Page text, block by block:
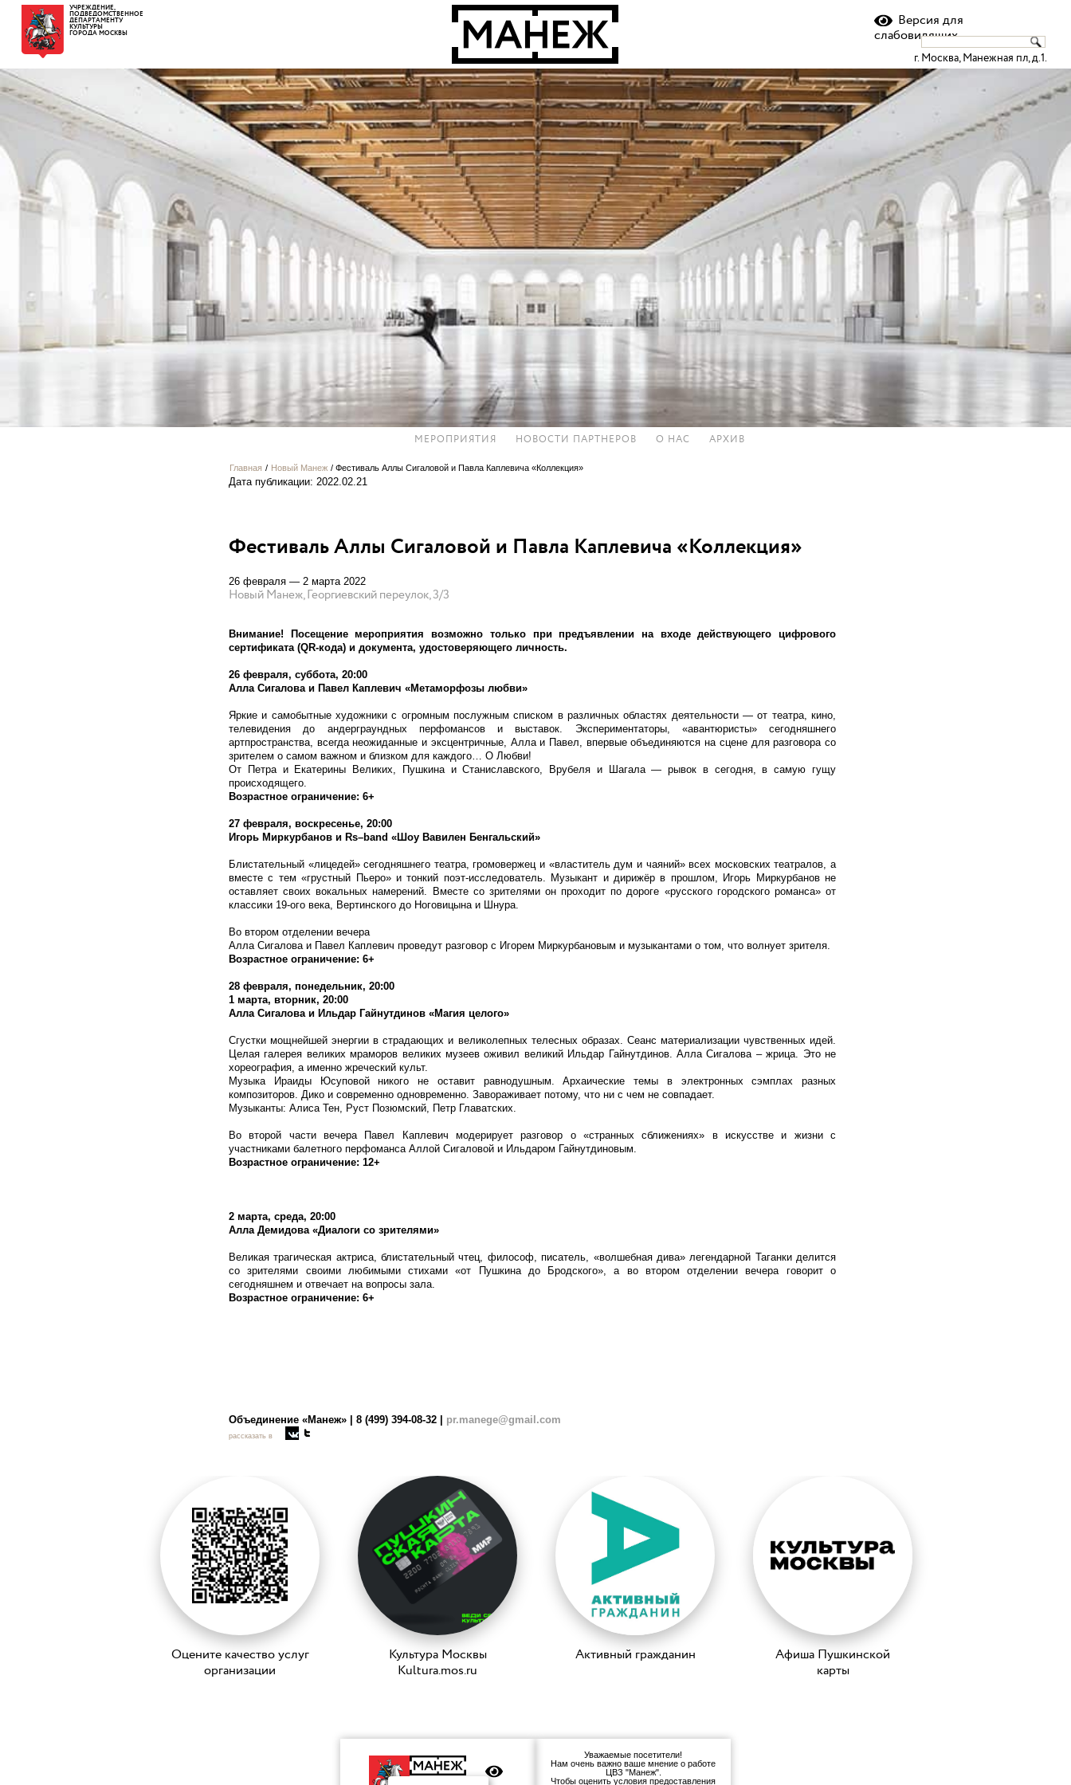
УЧРЕЖДЕНИЕ,
ПОДВЕДОМСТВЕННОЕ
ДЕПАРТАМЕНТУ
КУЛЬТУРЫ
ГОРОДА МОСКВЫ
Версия для
слабовидящих
г. Москва, Манежная пл, д.1.
МЕРОПРИЯТИЯ НОВОСТИ ПАРТНЕРОВ О НАС АРХИВ
Главная / Новый Манеж / Фестиваль Аллы Сигаловой и Павла Каплевича «Коллекция»
Дата публикации: 2022.02.21
Фестиваль Аллы Сигаловой и Павла Каплевича «Коллекция»
26 февраля — 2 марта 2022
Новый Манеж, Георгиевский переулок, 3/3
Внимание! Посещение мероприятия возможно только при предъявлении на входе действующего цифрового
сертификата (QR-кода) и документа, удостоверяющего личность.
26 февраля, суббота, 20:00
Алла Сигалова и Павел Каплевич «Метаморфозы любви»
Яркие и самобытные художники с огромным послужным списком в различных областях деятельности — от театра, кино,
телевидения до андерграундных перфомансов и выставок. Экспериментаторы, «авантюристы» сегодняшнего
артпространства, всегда неожиданные и эксцентричные, Алла и Павел, впервые объединяются на сцене для разговора со
зрителем о самом важном и близком для каждого… О Любви!
От Петра и Екатерины Великих, Пушкина и Станиславского, Врубеля и Шагала — рывок в сегодня, в самую гущу
происходящего.
Возрастное ограничение: 6+
27 февраля, воскресенье, 20:00
Игорь Миркурбанов и Rs–band «Шоу Вавилен Бенгальский»
Блистательный «лицедей» сегодняшнего театра, громовержец и «властитель дум и чаяний» всех московских театралов, а
вместе с тем «грустный Пьеро» и тонкий поэт-исследователь. Музыкант и дирижёр в прошлом, Игорь Миркурбанов не
оставляет своих вокальных намерений. Вместе со зрителями он проходит по дороге «русского городского романса» от
классики 19-ого века, Вертинского до Ноговицына и Шнура.
Во втором отделении вечера
Алла Сигалова и Павел Каплевич проведут разговор с Игорем Миркурбановым и музыкантами о том, что волнует зрителя.
Возрастное ограничение: 6+
28 февраля, понедельник, 20:00
1 марта, вторник, 20:00
Алла Сигалова и Ильдар Гайнутдинов «Магия целого»
Сгустки мощнейшей энергии в страдающих и великолепных телесных образах. Сеанс материализации чувственных идей.
Целая галерея великих мраморов великих музеев оживил великий Ильдар Гайнутдинов. Алла Сигалова – жрица. Это не
хореография, а именно жреческий культ.
Музыка Ираиды Юсуповой никого не оставит равнодушным. Архаические темы в электронных сэмплах разных
композиторов. Дико и современно одновременно. Завораживает потому, что ни с чем не совпадает.
Музыканты: Алиса Тен, Руст Позюмский, Петр Главатских.
Во второй части вечера Павел Каплевич модерирует разговор о «странных сближениях» в искусстве и жизни с
участниками балетного перфоманса Аллой Сигаловой и Ильдаром Гайнутдиновым.
Возрастное ограничение: 12+
2 марта, среда, 20:00
Алла Демидова «Диалоги со зрителями»
Великая трагическая актриса, блистательный чтец, философ, писатель, «волшебная дива» легендарной Таганки делится
со зрителями своими любимыми стихами «от Пушкина до Бродского», а во втором отделении вечера говорит о
сегодняшнем и отвечает на вопросы зала.
Возрастное ограничение: 6+
Объединение «Манеж» | 8 (499) 394-08-32 | pr.manege@gmail.com
рассказать в
Оцените качество услуг
организации
Культура Москвы
Kultura.mos.ru
Активный гражданин
Афиша Пушкинской
карты
Уважаемые посетители!
Нам очень важно ваше мнение о работе
ЦВЗ "Манеж".
Чтобы оценить условия предоставления